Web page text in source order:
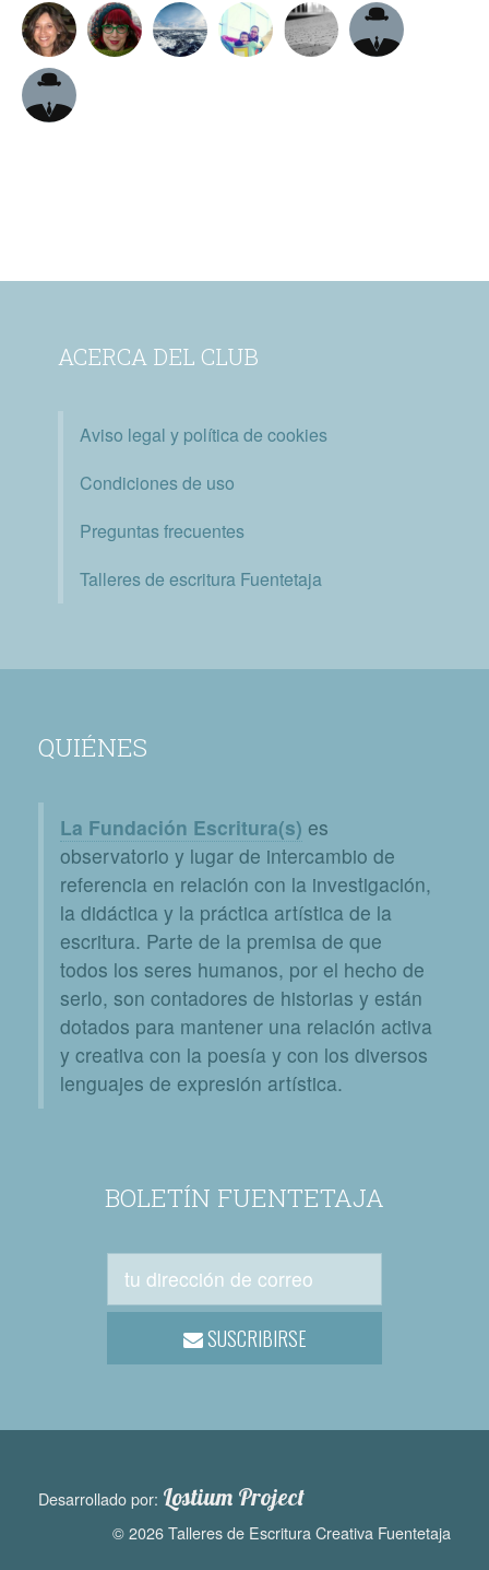
ACERCA DEL CLUB
Aviso legal y política de cookies
Condiciones de uso
Preguntas frecuentes
Talleres de escritura Fuentetaja
QUIÉNES
La Fundación Escritura(s) es
observatorio y lugar de intercambio de
referencia en relación con la investigación,
la didáctica y la práctica artística de la
escritura. Parte de la premisa de que
todos los seres humanos, por el hecho de
serlo, son contadores de historias y están
dotados para mantener una relación activa
y creativa con la poesía y con los diversos
lenguajes de expresión artística.
BOLETÍN FUENTETAJA
SUSCRIBIRSE
Desarrollado por: Lostium Project
© 2026 Talleres de Escritura Creativa Fuentetaja